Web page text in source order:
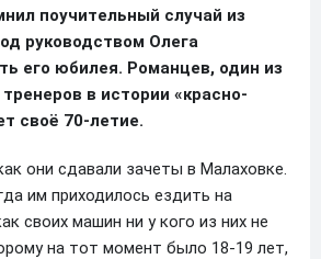
поучительный случай из
руководством Олега
его юбилея. Романцев, один из
в истории «красно-
своё 70-летие.
они сдавали зачеты в Малаховке.
им приходилось ездить на
своих машин ни у кого из них не
на тот момент было 18-19 лет,